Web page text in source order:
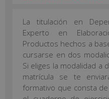
La titulación en
Experto en
Productos hechos a
cursarse en dos
Si eliges la modalidad a
matrícula se te
formativo que consta